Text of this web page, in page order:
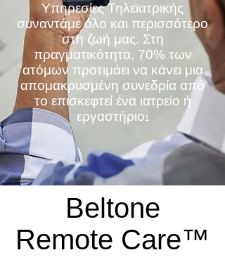
Υπηρεσίες Τηλεϊατρικής
συναντάμε όλο και περισσότερο
στη ζωή μας. Στη
πραγματικότητα, 70% των
ατόμων προτιμάει να κάνει μια
απομακρυσμένη συνεδρία από
το επισκεφτεί ένα ιατρείο ή
εργαστήριο1
Beltone
Remote Care™